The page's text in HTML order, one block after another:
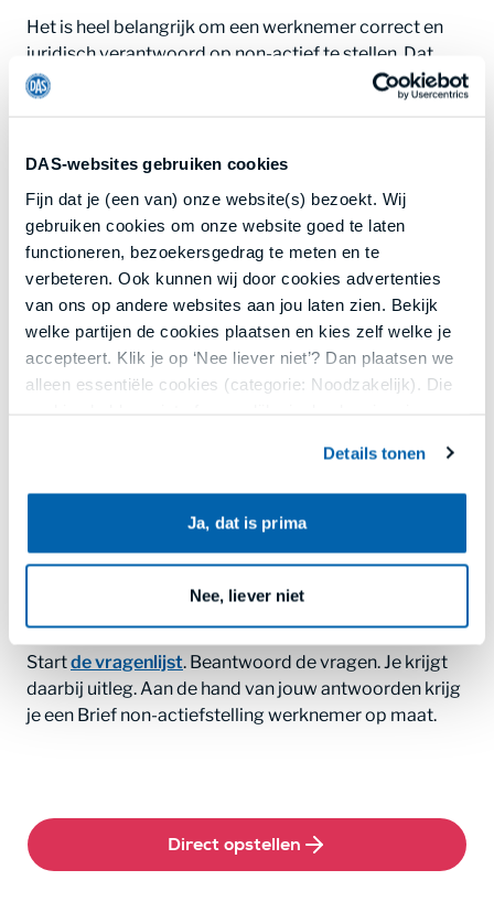
DAS-websites gebruiken cookies
Fijn dat je (een van) onze website(s) bezoekt. Wij
gebruiken cookies om onze website goed te laten
functioneren, bezoekersgedrag te meten en te
verbeteren. Ook kunnen wij door cookies advertenties
van ons op andere websites aan jou laten zien. Bekijk
welke partijen de cookies plaatsen en kies zelf welke je
accepteert. Klik je op ‘Nee liever niet’? Dan plaatsen we
alleen essentiële cookies (categorie: Noodzakelijk). Die
Jouw keuze kun je opnieuw aanpassen of intrekken via
ons cookieoverzicht onderaan onze websites of in de
menu’s van onze apps. Lees meer in
Details tonen
Ja, dat is prima
Nee, liever niet
Het is heel belangrijk om een werknemer correct en
juridisch verantwoord op non-actief te stellen. Dat
voorkomt juridische complicaties en zorgt ervoor dat
de situatie op een professionele manier wordt
werknemer biedt dan uitkomst.
Wat zijn de voordelen van
onze brief non-actiefstelling
werknemer?
Tijdbesparend: verspil geen tijd aan het opstellen
van een brief vanaf nul.
Professioneel: laat een professionele indruk
achter bij de werknemer en andere betrokkenen.
Hoe werkt het?
Startde vragenlijst. Beantwoord de vragen. Je krijgt
daarbij uitleg. Aan de hand van jouw antwoorden krijg
je een Brief non-actiefstelling werknemer op maat.
Direct opstellen